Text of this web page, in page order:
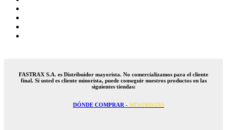
FASTRAX S.A. es Distribuidor mayorista. No comercializamos para el cliente
final. Si usted es cliente minorista, puede conseguir nuestros productos en las
siguientes tiendas:
DÓNDE COMPRAR - MINORISTAS